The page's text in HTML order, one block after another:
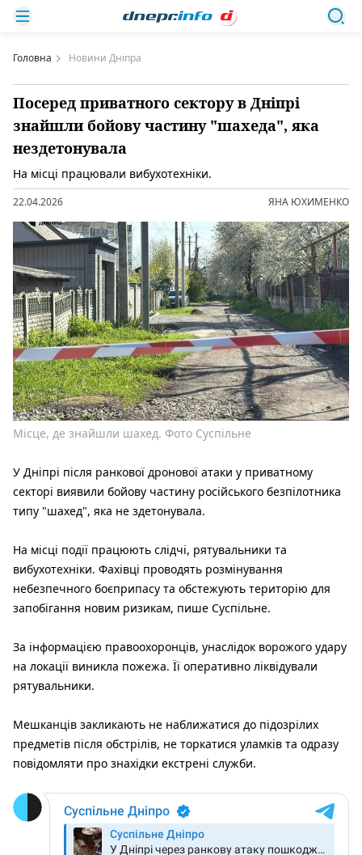
Головна Новини Дніпра
Посеред приватного сектору в Дніпрі
знайшли бойову частину "шахеда", яка
нездетонувала
На місці працювали вибухотехніки.
22.04.2026 ЯНА ЮХИМЕНКО
Місце, де знайшли шахед. Фото Суспільне
У Дніпрі після ранкової дронової атаки у приватному
секторі виявили бойову частину російського безпілотника
типу "шахед", яка не здетонувала.
На місці події працюють слідчі, рятувальники та
вибухотехніки. Фахівці проводять розмінування
небезпечного боєприпасу та обстежують територію для
запобігання новим ризикам, пише Суспільне.
За інформацією правоохоронців, унаслідок ворожого удару
на локації виникла пожежа. Її оперативно ліквідували
рятувальники.
Мешканців закликають не наближатися до підозрілих
предметів після обстрілів, не торкатися уламків та одразу
повідомляти про знахідки екстрені служби.